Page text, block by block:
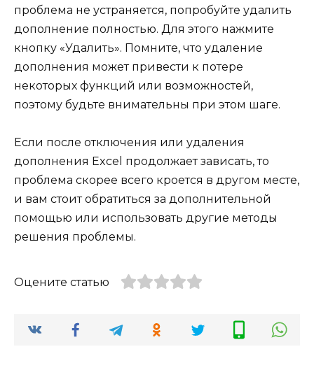
проблема не устраняется, попробуйте удалить
дополнение полностью. Для этого нажмите
кнопку «Удалить». Помните, что удаление
дополнения может привести к потере
некоторых функций или возможностей,
поэтому будьте внимательны при этом шаге.
Если после отключения или удаления
дополнения Excel продолжает зависать, то
проблема скорее всего кроется в другом месте,
и вам стоит обратиться за дополнительной
помощью или использовать другие методы
решения проблемы.
Оцените статью